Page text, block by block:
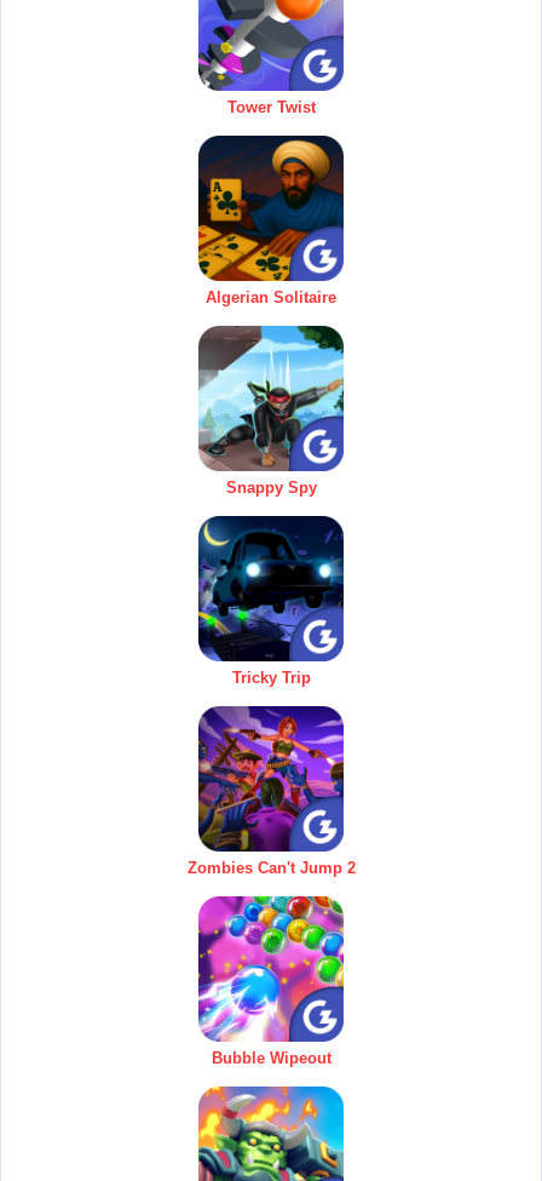
Tower Twist
Algerian Solitaire
Snappy Spy
Tricky Trip
Zombies Can't Jump 2
Bubble Wipeout